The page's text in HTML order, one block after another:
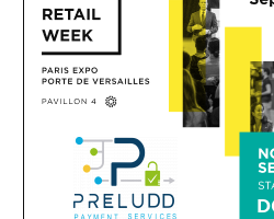
WEEK
2022